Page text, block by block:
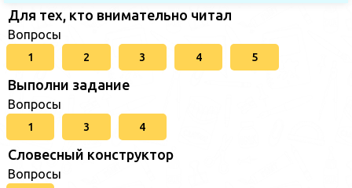
Для тех, кто внимательно читал
Вопросы
1 2 3 4 5
Выполни задание
Вопросы
1 3 4
Словесный конструктор
Вопросы